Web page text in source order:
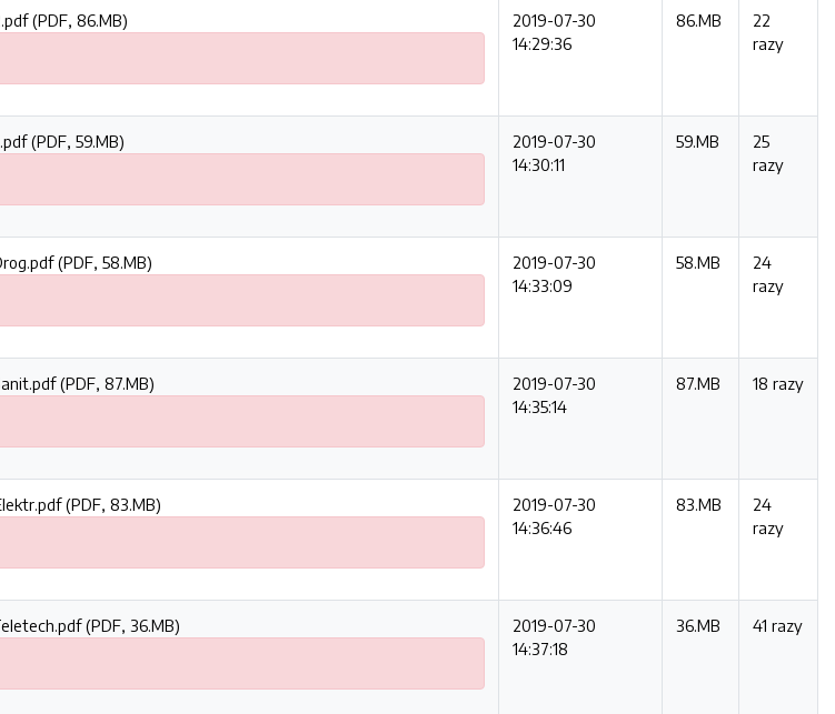
(PDF, 86.MB)
2019-07-30
14:29:36
86.MB
22
razy
(PDF, 59.MB)
2019-07-30
14:30:11
59.MB
25
razy
(PDF, 58.MB)
2019-07-30
14:33:09
58.MB
24
razy
(PDF, 87.MB)
2019-07-30
14:35:14
87.MB 18 razy
(PDF, 83.MB)
2019-07-30
14:36:46
83.MB
24
razy
(PDF, 36.MB)
2019-07-30
14:37:18
36.MB 41 razy